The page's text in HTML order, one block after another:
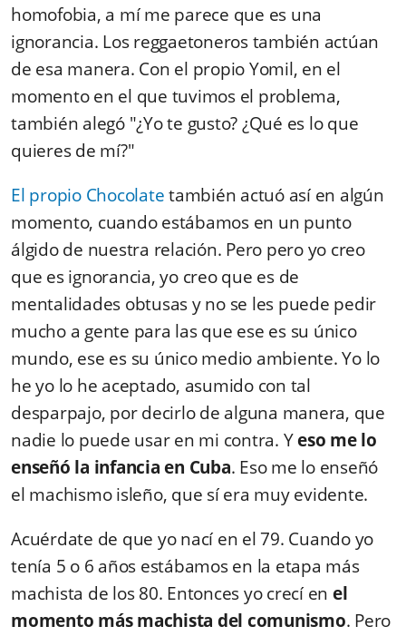
homofobia, a mí me parece que es una
ignorancia. Los reggaetoneros también actúan
de esa manera. Con el propio Yomil, en el
momento en el que tuvimos el problema,
también alegó "¿Yo te gusto? ¿Qué es lo que
quieres de mí?"
El propio Chocolatetambién actuó así en algún
momento, cuando estábamos en un punto
álgido de nuestra relación. Pero pero yo creo
que es ignorancia, yo creo que es de
mentalidades obtusas y no se les puede pedir
mucho a gente para las que ese es su único
mundo, ese es su único medio ambiente. Yo lo
he yo lo he aceptado, asumido con tal
desparpajo, por decirlo de alguna manera, que
nadie lo puede usar en mi contra. Yeso me lo
enseñó la infancia en Cuba. Eso me lo enseñó
el machismo isleño, que sí era muy evidente.
Acuérdate de que yo nací en el 79. Cuando yo
tenía 5 o 6 años estábamos en la etapa más
machista de los 80. Entonces yo crecí en el
momento más machista del comunismo. Pero